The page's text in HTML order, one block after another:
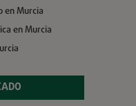
en Murcia
en Murcia